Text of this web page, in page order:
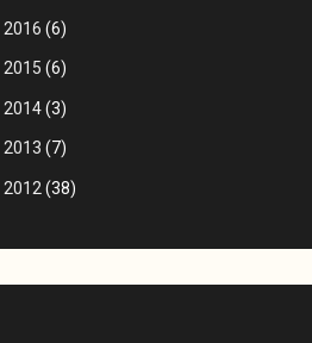
2016 (6)
2015 (6)
2014(3)
2013 (7)
2012 (38)